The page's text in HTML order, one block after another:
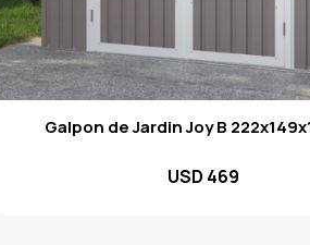
Galpon de Jardin Joy B
USD 469